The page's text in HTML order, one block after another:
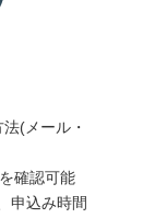
(メール・
確認可能
申込み時間